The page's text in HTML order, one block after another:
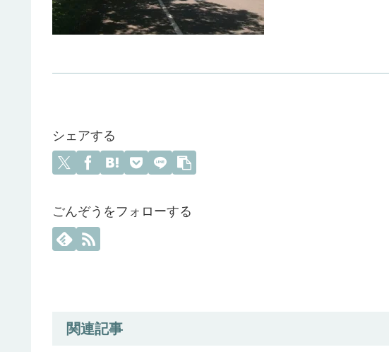
シェアする
ごんぞうをフォローする
関連記事